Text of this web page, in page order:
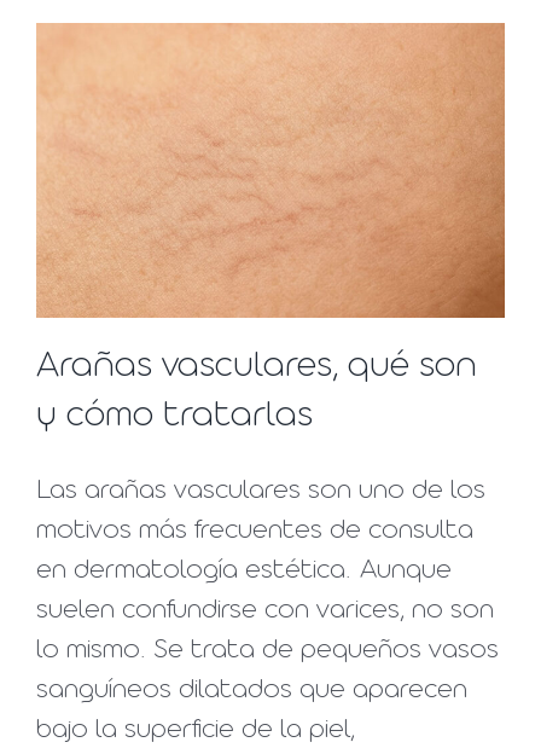
Arañas vasculares, qué son
y cómo tratarlas
Las arañas vasculares son uno de los
motivos más frecuentes de consulta
en dermatología estética. Aunque
suelen confundirse con varices, no son
lo mismo. Se trata de pequeños vasos
sanguíneos dilatados que aparecen
bajo la superficie de la piel,